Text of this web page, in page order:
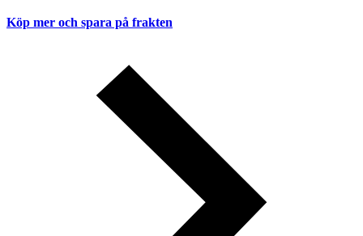
Köp mer och spara på frakten